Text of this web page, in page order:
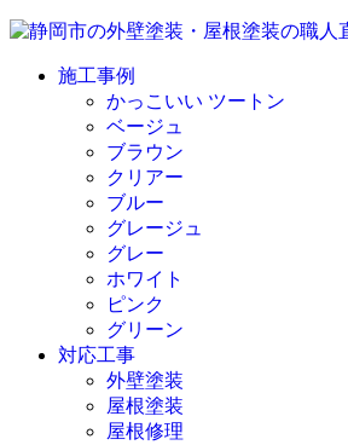
施工事例
かっこいい ツートン
ベージュ
ブラウン
クリアー
ブルー
グレージュ
グレー
ホワイト
ピンク
グリーン
対応工事
外壁塗装
屋根塗装
屋根修理